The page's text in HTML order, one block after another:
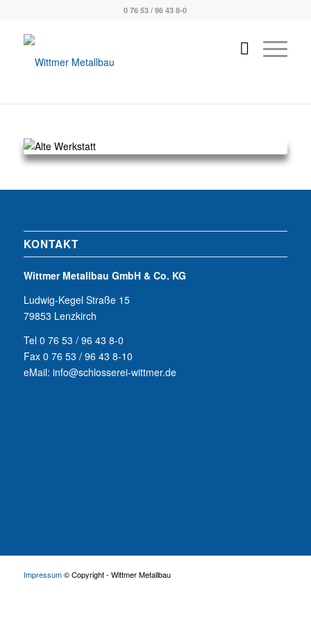
0 76 53 / 96 43 8-0
KONTAKT
Wittmer Metallbau GmbH & Co. KG
Ludwig-Kegel Straße 15
79853 Lenzkirch
Tel 0 76 53 / 96 43 8-0
Fax 0 76 53 / 96 43 8-10
eMail: info@schlosserei-wittmer.de
Impressum© Copyright - Wittmer Metallbau